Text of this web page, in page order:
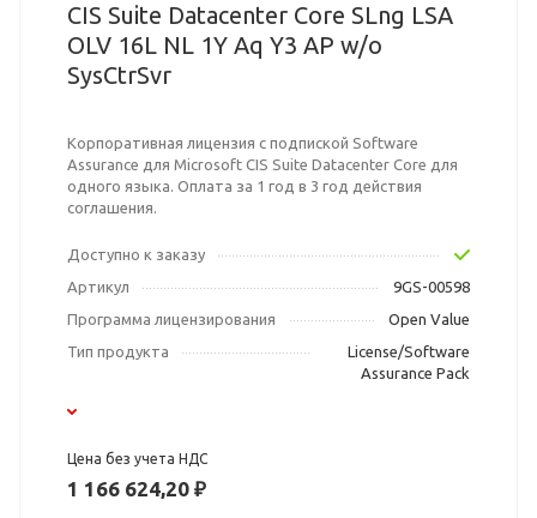
CIS Suite Datacenter Core SLng LSA
OLV 16L NL 1Y Aq Y3 AP w/o
SysCtrSvr
Корпоративная лицензия с подпиской Software
Assurance для Microsoft CIS Suite Datacenter Core для
одного языка. Оплата за 1 год в 3 год действия
соглашения.
Доступно к заказу
Артикул
9GS-00598
Программа лицензирования
Open Value
Тип продукта
License/Software
Assurance Pack
Цена без учета НДС
1 166 624,20 ₽